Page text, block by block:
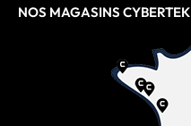
NOS MAGASINS CYBERTEK